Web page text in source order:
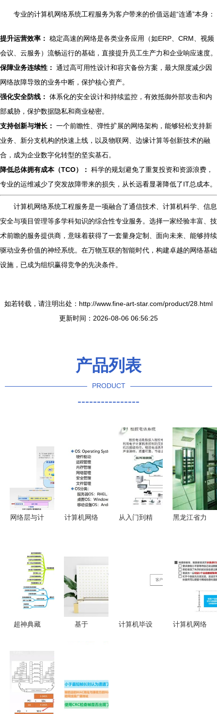
专业的计算机网络系统工程服务为客户带来的价值远超“连通”本身：
提升运营效率： 稳定高速的网络是各类业务应用（如ERP、CRM、视频
会议、云服务）流畅运行的基础，直接提升员工生产力和企业响应速度。
保障业务连续性： 通过高可用性设计和容灾备份方案，最大限度减少因
网络故障导致的业务中断，保护核心资产。
强化安全防线： 体系化的安全设计和持续监控，有效抵御外部攻击和内
部威胁，保护数据隐私和商业秘密。
支持创新与增长： 一个前瞻性、弹性扩展的网络架构，能够轻松支持新
业务、新分支机构的快速上线，以及物联网、边缘计算等创新技术的融
合，成为企业数字化转型的坚实基石。
降低总体拥有成本（TCO）： 科学的规划避免了重复投资和资源浪费，
专业的运维减少了突发故障带来的损失，从长远看显著降低了IT总成本。
计算机网络系统工程服务是一项融合了通信技术、计算机科学、信息
安全与项目管理等多学科知识的综合性专业服务。选择一家经验丰富、技
术前瞻的服务提供商，意味着获得了一套量身定制、面向未来、能够持续
驱动业务价值的神经系统。在万物互联的智能时代，构建卓越的网络基础
设施，已成为组织赢得竞争的先决条件。
如若转载，请注明出处：http://www.fine-art-star.com/product/28.html
更新时间：2026-08-06 06:56:25
产品列表
PRODUCT
----------------
网络层与计
构建现代通
信的基石
计算机网络
从入门到精
机网络系统
黑龙江省力
代化数字基
座的专业服
超神典藏
力作，双料
秘籍助你圆
梦BAT网络
系统工程
基于
计算机网络
系统工程实
计算机毕设
计算机网络